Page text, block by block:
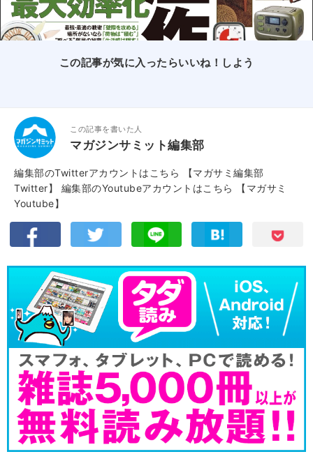
この記事が気に入ったらいいね！しよう
この記事を書いた人
マガジンサミット編集部
編集部のTwitterアカウントはこちら
【マガサミ編集部
Twitter】
編集部のYoutubeアカウントはこちら
【マガサミ
Youtube】